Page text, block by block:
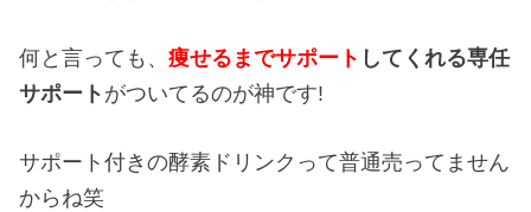
何と言っても、痩せるまでサポート してくれる専任
サポート がついてるのが神です!
サポート付きの酵素ドリンクって普通売ってません
からね笑